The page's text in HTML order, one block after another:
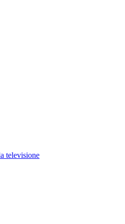
televisione